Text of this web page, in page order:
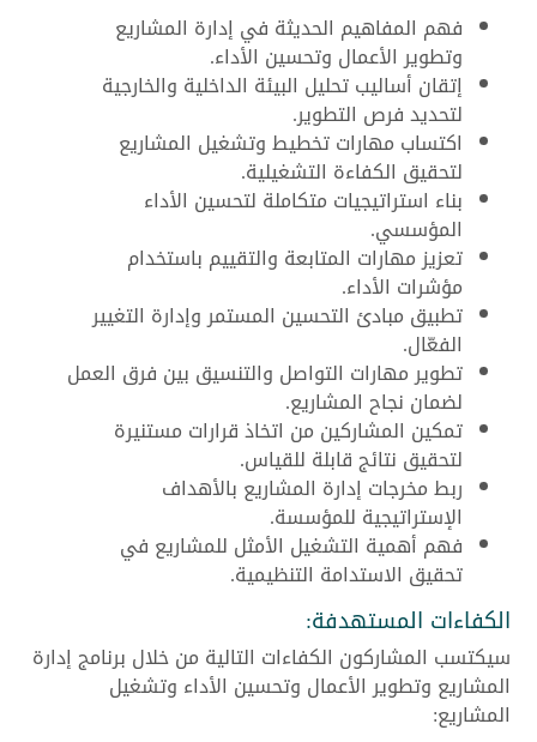
فهم المفاهيم الحديثة في إدارة المشاريع
وتطوير الأعمال وتحسين الأداء.
إتقان أساليب تحليل البيئة الداخلية والخارجية
لتحديد فرص التطوير.
اكتساب مهارات تخطيط وتشغيل المشاريع
لتحقيق الكفاءة التشغيلية.
بناء استراتيجيات متكاملة لتحسين الأداء
المؤسسي.
تعزيز مهارات المتابعة والتقييم باستخدام
مؤشرات الأداء.
تطبيق مبادئ التحسين المستمر وإدارة التغيير
الفعّال.
تطوير مهارات التواصل والتنسيق بين فرق العمل
لضمان نجاح المشاريع.
تمكين المشاركين من اتخاذ قرارات مستنيرة
لتحقيق نتائج قابلة للقياس.
ربط مخرجات إدارة المشاريع بالأهداف
الإستراتيجية للمؤسسة.
فهم أهمية التشغيل الأمثل للمشاريع في
تحقيق الاستدامة التنظيمية.
الكفاءات المستهدفة:
سيكتسب المشاركون الكفاءات التالية من خلال برنامج إدارة
المشاريع وتطوير الأعمال وتحسين الأداء وتشغيل
المشاريع: